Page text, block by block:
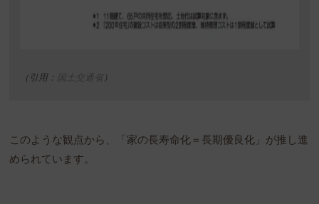
（引用： 国土交通省）
このような観点から、「家の長寿命化＝長期優良化」が推し進
められています。